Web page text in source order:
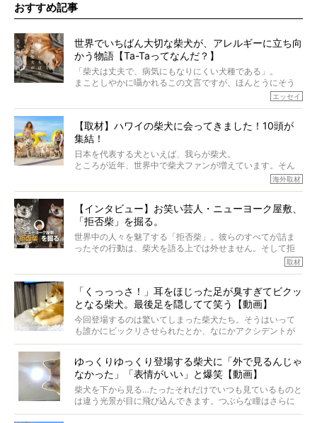
おすすめ記事
世界でいちばん大切な柴犬が、アレルギーに立ち向
かう物語【Ta-Taってなんだ？】
「柴犬は丈夫で、病気にもなりにくい犬種である」。
まことしやかに囁かれるこの文言ですが、ほんとうにそう
でも、いざそれぞれの個体を見ていくと、丈夫で病気にも
なりにくい、とは言えないような気もするのです。
実際に「病気にならない」などということはないし、飼い
主はそのためにやるべきことがある。
今回は、柴犬に関わる方たちすべてに読んで欲しい、ある
語でした。
※画像はすべてイメージです
※この記事は個人の感想であり、効果・効能を示すものではありません
エッセイ
【取材】ハワイの柴犬に会ってきました！10頭が
集結！
日本を代表する犬といえば、我らが柴犬。
ところが近年、世界中で柴犬ファンが増えています。そん
な中「柴犬ライフ」が目をつけたのは、南の楽園ハワイ。
そんな噂を聞きつけ、今回はハワイの柴犬たちを取材して
きました！
海外取材
【インタビュー】お笑い芸人・ニューヨーク屋敷、
「拒否柴」を掘る。
世界中の人々を魅了する「拒否柴」。彼らのすべてが詰ま
ったその行動は、柴犬を語る上では外せません。そして拒
否柴がここまで話題になるのは、“映える”ことも理由のひと
がるのでしょうか。
最近版画製作を始めた、お笑いコンビ「ニューヨーク」の
屋敷裕政さんに、拒否柴を掘っていただきました！ イン
タビューと合わせてご覧ください。
取材
「くっっっさ！」耳をほじった足が臭すぎてビクッ
となる柴犬。最後足を隠してて笑う【動画】
今回登場するのは驚いてしまった柴犬たち。そうはいって
も誰かにビックリさせられたとか、なにかアクシデントが
起きたとか、そういうことが原因ではありません。全ての
ゆっくりゆっくり登場する柴犬に「外で見るんじゃ
なかった」「表情がいい」と爆笑【動画】
柴犬を下から見る…たったそれだけでいつも見ているものと
は違う光景が目に飛び込んできます。つぶらな瞳はさらに
つぶらに見え、モフモフのお顔はさらにモフモフに見えま